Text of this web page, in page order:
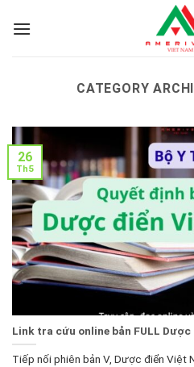
CATEGORY
Link tra cứu online bản FULL Dược
Tiếp nối phiên bản V, Dược điển Việt
26
Th5